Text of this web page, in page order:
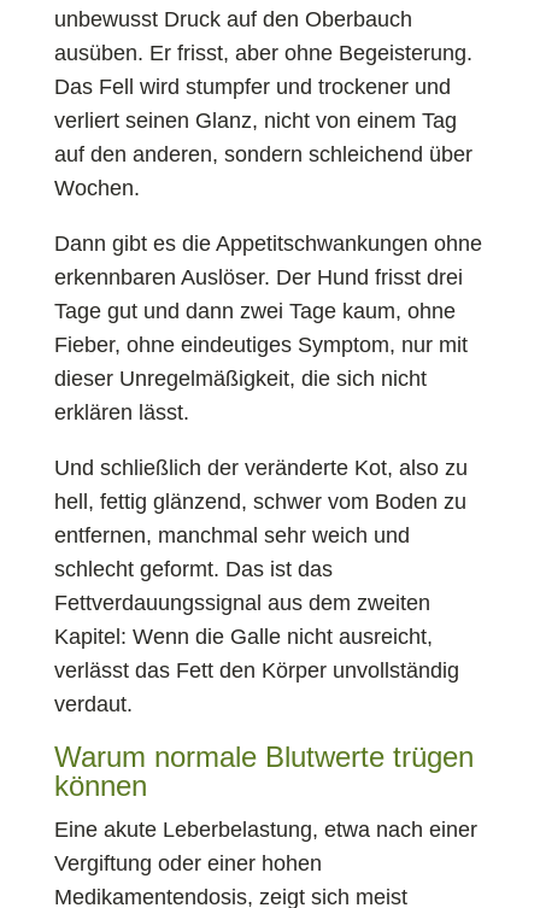
unbewusst Druck auf den Oberbauch
ausüben. Er frisst, aber ohne Begeisterung.
Das Fell wird stumpfer und trockener und
verliert seinen Glanz, nicht von einem Tag
auf den anderen, sondern schleichend über
Wochen.
Dann gibt es die Appetitschwankungen ohne
erkennbaren Auslöser. Der Hund frisst drei
Tage gut und dann zwei Tage kaum, ohne
Fieber, ohne eindeutiges Symptom, nur mit
dieser Unregelmäßigkeit, die sich nicht
erklären lässt.
Und schließlich der veränderte Kot, also zu
hell, fettig glänzend, schwer vom Boden zu
entfernen, manchmal sehr weich und
schlecht geformt. Das ist das
Fettverdauungssignal aus dem zweiten
Kapitel: Wenn die Galle nicht ausreicht,
verlässt das Fett den Körper unvollständig
verdaut.
Warum normale Blutwerte trügen
können
Eine akute Leberbelastung, etwa nach einer
Vergiftung oder einer hohen
Medikamentendosis, zeigt sich meist